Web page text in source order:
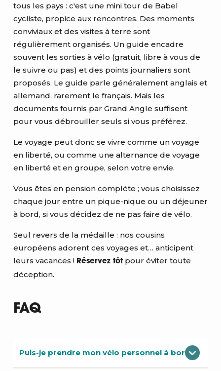
tous les pays : c'est une mini tour de Babel
cycliste, propice aux rencontres. Des moments
conviviaux et des visites à terre sont
régulièrement organisés. Un guide encadre
souvent les sorties à vélo (gratuit, libre à vous de
le suivre ou pas) et des points journaliers sont
proposés. Le guide parle généralement anglais et
allemand, rarement le français. Mais les
documents fournis par Grand Angle suffisent
pour vous débrouiller seuls si vous préférez.
Le voyage peut donc se vivre comme un voyage
en liberté, ou comme une alternance de voyage
en liberté et en groupe, selon votre envie.
Vous êtes en pension complète ; vous choisissez
chaque jour entre un pique-nique ou un déjeuner
à bord, si vous décidez de ne pas faire de vélo.
Seul revers de la médaille : nos cousins
européens adorent ces voyages et… anticipent
leurs vacances ! Réservez tôt pour éviter toute
déception.
FAQ
Puis-je prendre mon vélo personnel à bord ?